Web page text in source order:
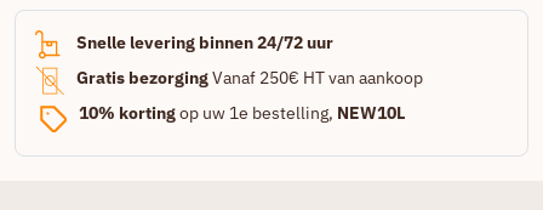
Snelle levering binnen 24/72 uur
Gratis bezorgingVanaf 250€ HT van aankoop
10% kortingop uw 1e bestelling, NEW10L